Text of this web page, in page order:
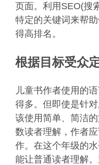
页面。利用SEO(搜
特定的关键词来帮
得高排名。
根据目标受众
儿童书作者使用的
得多。但即使是针
该使用简单、简洁
数读者理解，作者
作。在这个年级的
能让普通读者理解